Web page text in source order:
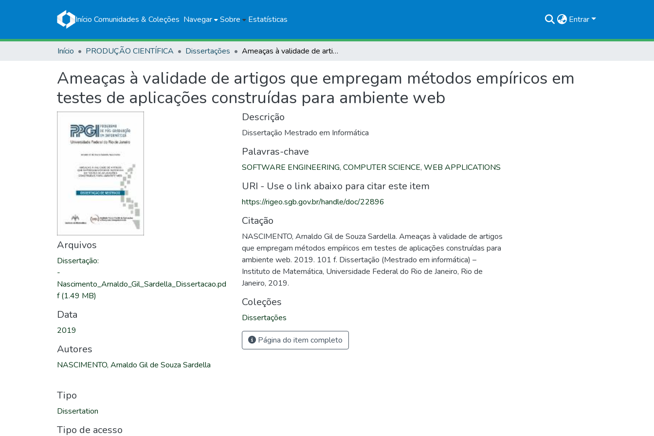
Início Comunidades & Coleções Navegar Sobre Estatísticas Entrar
Início PRODUÇÃO CIENTÍFICA Dissertações Ameaças à validade de artigos que empregam métodos empíricos em testes de aplicações construídas para ambiente web
Ameaças à validade de artigos que empregam métodos empíricos em
testes de aplicações construídas para ambiente web
Arquivos
Dissertação:
-
Nascimento_Arnaldo_Gil_Sardella_Dissertacao.pd
f(1.49 MB)
Data
2019
Autores
NASCIMENTO, Arnaldo Gil de Souza Sardella
Tipo
Dissertation
Tipo de acesso
Descrição
Dissertação Mestrado em Informática
Palavras-chave
SOFTWARE ENGINEERING, COMPUTER SCIENCE, WEB APPLICATIONS
URI - Use o link abaixo para citar este item
https://rigeo.sgb.gov.br/handle/doc/22896
Citação
NASCIMENTO, Arnaldo Gil de Souza Sardella. Ameaças à validade de artigos
que empregam métodos empíricos em testes de aplicações construídas para
ambiente web. 2019. 101 f. Dissertação (Mestrado em informática) –
Instituto de Matemática, Universidade Federal do Rio de Janeiro, Rio de
Janeiro, 2019.
Coleções
Dissertações
Página do item completo